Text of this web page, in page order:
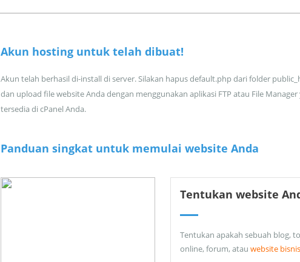
Akun hosting untuk telah dibuat!
Akun telah berhasil di-install di server. Silakan hapus default.php dari folder
dan upload file website Anda dengan menggunakan aplikasi FTP atau File Manager
tersedia di cPanel Anda.
Panduan singkat untuk memulai website Anda
Tentukan website
Tentukan apakah sebuah blog,
online, forum, atau website bisnis